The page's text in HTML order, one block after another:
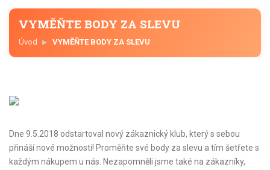
VYMĚŇTE BODY ZA SLEVU
Úvod VYMĚŇTE BODY ZA SLEVU
Dne 9.5.2018 odstartoval nový zákaznický klub, který s sebou
přináší nové možnosti! Proměňte své body za slevu a tím šetřete s
každým nákupem u nás. Nezapomněli jsme také na zákazníky,